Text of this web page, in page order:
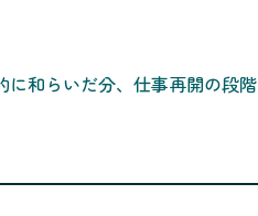
和らいだ分、仕事再開の段階